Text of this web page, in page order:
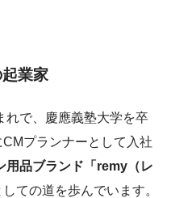
業家
れで、慶應義塾大学を卒
プランナーとして入社
用品ブランド「remy（レ
ての道を歩んでいます。